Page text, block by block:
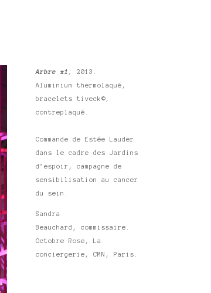
Arbre #1 ,2013.
Aluminium thermolaqué,
bracelets tiveck©,
contreplaqué.
Commande de Estée Lauder
dans le cadre des Jardins
d’espoir, campagne de
sensibilisation au cancer
du sein.
Sandra
Beauchard, commissaire.
Octobre Rose, La
conciergerie, CMN, Paris.